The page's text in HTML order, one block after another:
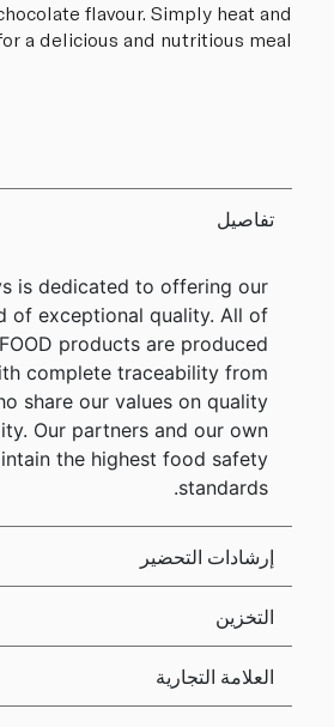
flavour. Simply heat and
a delicious and nutritious meal.
تفاصيل
is dedicated to offering our
of exceptional quality. All of
products are produced
complete traceability from
share our values on quality
Our partners and our own
the highest food safety
standards.
إرشادات التحضير
التخزين
العلامة التجارية